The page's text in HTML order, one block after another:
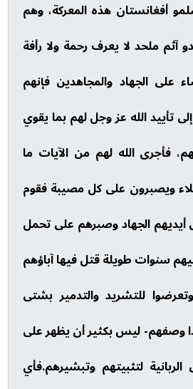
أفغانستان هذه المعركة، وهم
آثم ملحد لا يعرف رحمة ولا رأفة
على الجهاد والمجاهدين فإنهم
تأييد الله عز وجل لهم بما يقوي
فأجرى الله لهم من الآيات ما
ويصبرون على كل مصيبة فقوم
الجهاد وصبرهم على تحمل
سنوات طويلة قتل فيها آباؤهم
للتشريد والتدمير بشتى
وصفهم- ليس بكثير أن يظهر على
لتثبيتهم وتبشيرهم.فأي